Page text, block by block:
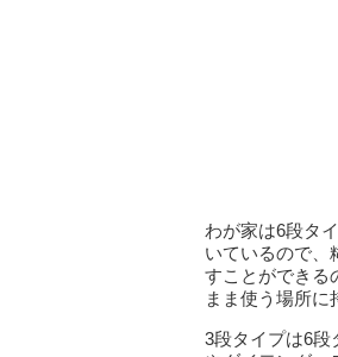
わが家は6段タ
いているので、
すことができる
まま使う場所に
3段タイプは6段